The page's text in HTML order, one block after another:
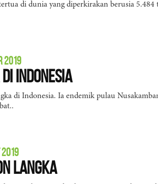
di dunia yang diperkirakan berusia 5.484
2019
Indonesia
di Indonesia. Ia endemik pulau
2019
Langka